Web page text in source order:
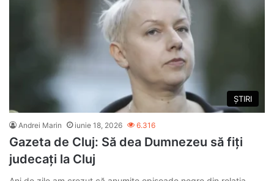
ȘTIRI
Andrei Marin iunie 18, 2026 6.316
Gazeta de Cluj: Să dea Dumnezeu să fiți
judecați la Cluj